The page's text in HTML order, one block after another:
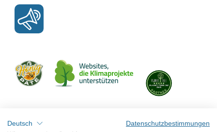
Deutsch
Datenschutzbestimmungen